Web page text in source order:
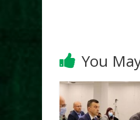
You